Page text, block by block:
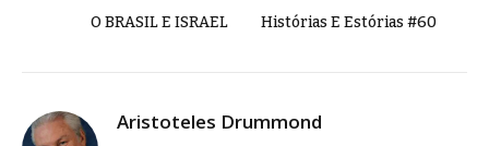
O BRASIL E ISRAEL Histórias E Estórias #60
Aristoteles Drummond